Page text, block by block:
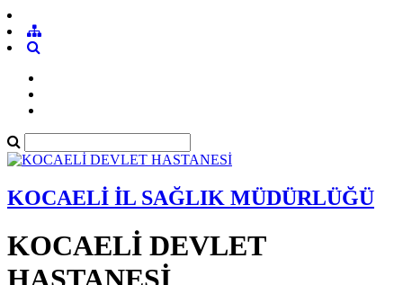
KOCAELİ İL SAĞLIK MÜDÜRLÜĞÜ
KOCAELİ DEVLET